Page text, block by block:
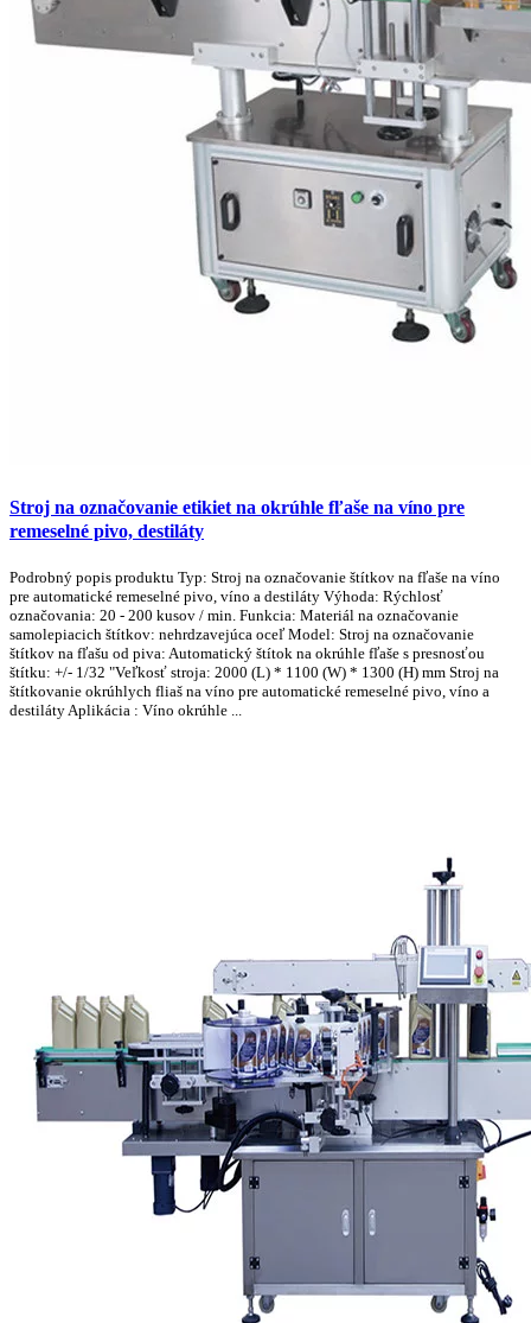
Stroj na označovanie etikiet na okrúhle fľaše na víno pre
remeselné pivo, destiláty
Podrobný popis produktu Typ: Stroj na označovanie štítkov na fľaše na víno
pre automatické remeselné pivo, víno a destiláty Výhoda: Rýchlosť
označovania: 20 - 200 kusov / min. Funkcia: Materiál na označovanie
samolepiacich štítkov: nehrdzavejúca oceľ Model: Stroj na označovanie
štítkov na fľašu od piva: Automatický štítok na okrúhle fľaše s presnosťou
štítku: +/- 1/32 "Veľkosť stroja: 2000 (L) * 1100 (W) * 1300 (H) mm Stroj na
štítkovanie okrúhlych fliaš na víno pre automatické remeselné pivo, víno a
destiláty Aplikácia : Víno okrúhle ...